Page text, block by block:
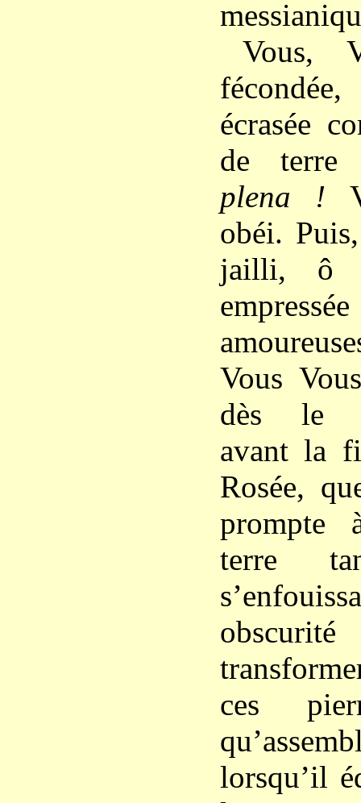
Vous,
écrasée
de terre
plena !
obéi.
jailli, ô
Vous
dès le
avant la
Rosée,
prompte
terre
ces
lorsqu’il